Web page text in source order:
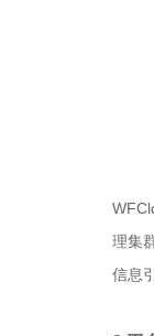
理集
信息